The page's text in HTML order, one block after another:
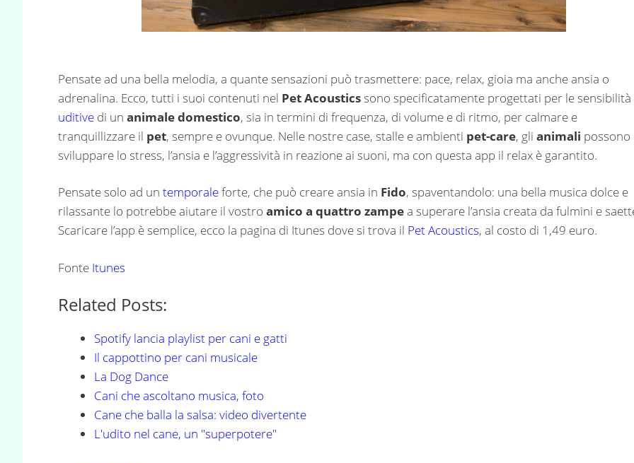
Pensate ad una bella melodia, a quante sensazioni può trasmettere: pace, relax, gioia ma anche ansia o
adrenalina. Ecco, tutti i suoi contenuti nel Pet Acousticssono specificatamente progettati per le sensibilità
uditive di un animale domestico, sia in termini di frequenza, di volume e di ritmo, per calmare e
tranquillizzare il pet, sempre e ovunque. Nelle nostre case, stalle e ambienti pet-care, gli animali possono
sviluppare lo stress, l’ansia e l’aggressività in reazione ai suoni, ma con questa app il relax è garantito.
Pensate solo ad un temporaleforte, che può creare ansia in Fido, spaventandolo: una bella musica dolce e
rilassante lo potrebbe aiutare il vostro amico a quattro zampea superare l’ansia creata da fulmini e
Scaricare l’app è semplice, ecco la pagina di Itunes dove si trova il Pet Acoustics, al costo di 1,49 euro.
Fonte Itunes
Related Posts:
Spotify lancia playlist per cani e gatti
Il cappottino per cani musicale
La Dog Dance
Cani che ascoltano musica, foto
Cane che balla la salsa: video divertente
L'udito nel cane, un "superpotere"